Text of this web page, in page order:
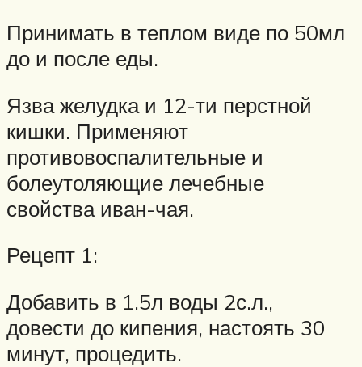
Принимать в теплом виде по 50мл
до и после еды.
Язва желудка и 12-ти перстной
кишки. Применяют
противовоспалительные и
болеутоляющие лечебные
свойства иван-чая.
Рецепт 1:
Добавить в 1.5л воды 2с.л.,
довести до кипения, настоять 30
минут, процедить.